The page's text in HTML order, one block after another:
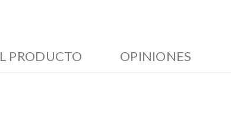
PRODUCTO OPINIONES